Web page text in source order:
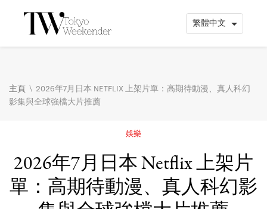
主頁 \ 2026年7月日本 NETFLIX 上架片單：高期待動漫、真人科幻
影集與全球強檔大片推薦
娛樂
2026年7月日本 Netflix 上架片
單：高期待動漫、真人科幻影